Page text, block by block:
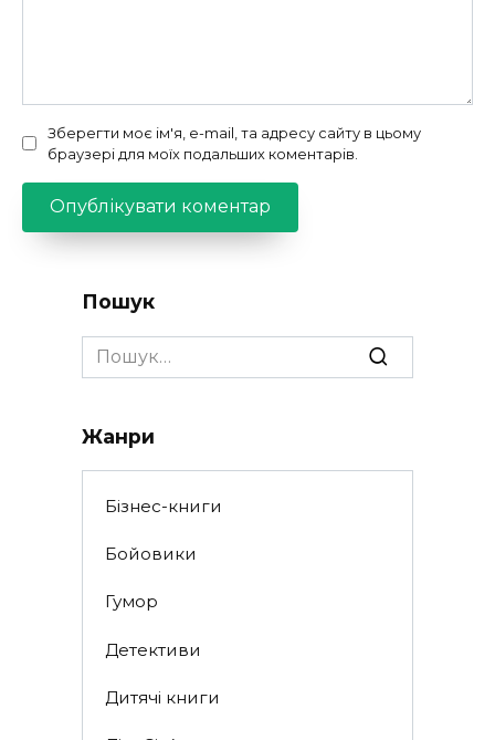
Зберегти моє ім'я, e-mail, та адресу сайту в цьому
браузері для моїх подальших коментарів.
Пошук
Search
for:
Жанри
Бізнес-книги
Бойовики
Гумор
Детективи
Дитячі книги